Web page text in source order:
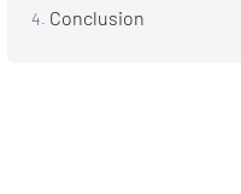
Conclusion